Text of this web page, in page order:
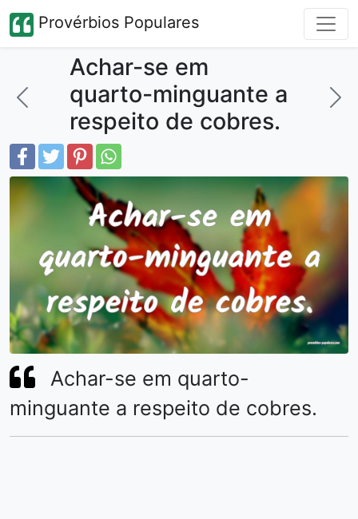
Provérbios Populares
Achar-se em
quarto-minguante a
respeito de cobres.
Achar-se em quarto-
minguante a respeito de cobres.